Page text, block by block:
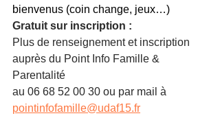
bienvenus (coin change, jeux…)
Gratuit sur inscription :
Plus de renseignement et inscription
auprès du Point Info Famille &
Parentalité
au 06 68 52 00 30 ou par mail à
pointinfofamille@udaf15.fr